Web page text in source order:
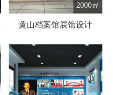
2000㎡
黄山档案馆展馆设计